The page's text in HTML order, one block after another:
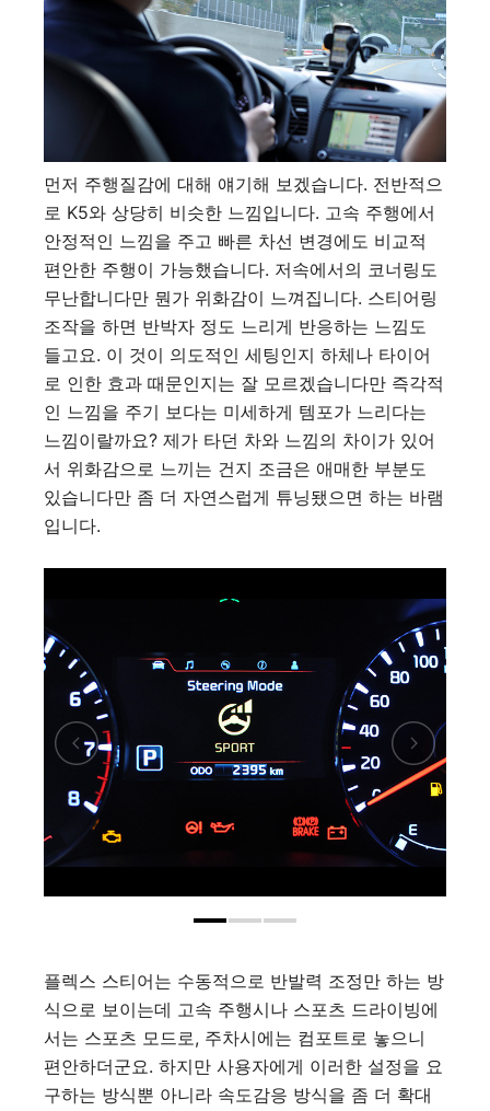
먼저 주행질감에 대해 얘기해 보겠습니다. 전반적으
로 K5와 상당히 비슷한 느낌입니다. 고속 주행에서
안정적인 느낌을 주고 빠른 차선 변경에도 비교적
편안한 주행이 가능했습니다. 저속에서의 코너링도
무난합니다만 뭔가 위화감이 느껴집니다. 스티어링
조작을 하면 반박자 정도 느리게 반응하는 느낌도
들고요. 이 것이 의도적인 세팅인지 하체나 타이어
로 인한 효과 때문인지는 잘 모르겠습니다만 즉각적
인 느낌을 주기 보다는 미세하게 템포가 느리다는
느낌이랄까요? 제가 타던 차와 느낌의 차이가 있어
서 위화감으로 느끼는 건지 조금은 애매한 부분도
있습니다만 좀 더 자연스럽게 튜닝됐으면 하는 바램
입니다.
플렉스 스티어는 수동적으로 반발력 조정만 하는 방
식으로 보이는데 고속 주행시나 스포츠 드라이빙에
서는 스포츠 모드로, 주차시에는 컴포트로 놓으니
편안하더군요. 하지만 사용자에게 이러한 설정을 요
구하는 방식뿐 아니라 속도감응 방식을 좀 더 확대